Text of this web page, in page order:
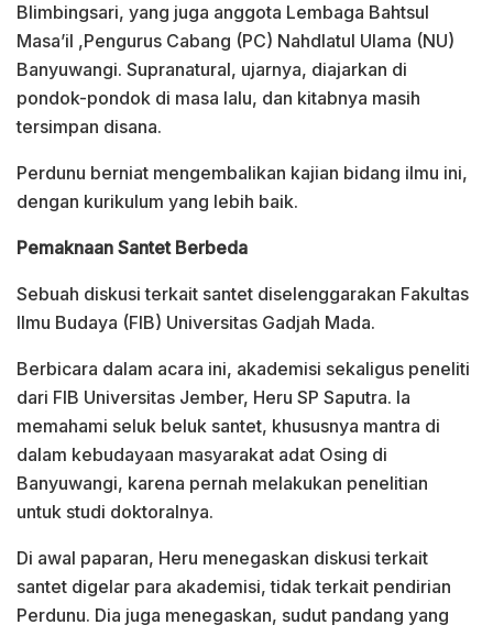
Blimbingsari, yang juga anggota Lembaga Bahtsul
Masa’il ,Pengurus Cabang (PC) Nahdlatul Ulama (NU)
Banyuwangi. Supranatural, ujarnya, diajarkan di
pondok-pondok di masa lalu, dan kitabnya masih
tersimpan disana.
Perdunu berniat mengembalikan kajian bidang ilmu ini,
dengan kurikulum yang lebih baik.
Pemaknaan Santet Berbeda
Sebuah diskusi terkait santet diselenggarakan Fakultas
Ilmu Budaya (FIB) Universitas Gadjah Mada.
Berbicara dalam acara ini, akademisi sekaligus peneliti
dari FIB Universitas Jember, Heru SP Saputra. Ia
memahami seluk beluk santet, khususnya mantra di
dalam kebudayaan masyarakat adat Osing di
Banyuwangi, karena pernah melakukan penelitian
untuk studi doktoralnya.
Di awal paparan, Heru menegaskan diskusi terkait
santet digelar para akademisi, tidak terkait pendirian
Perdunu. Dia juga menegaskan, sudut pandang yang